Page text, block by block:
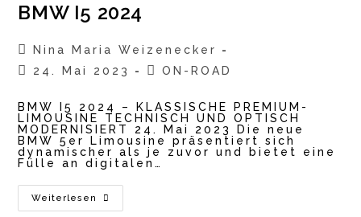
BMW I5 2024
Beitrags-
Autor:
Nina Maria Weizenecker
Beitrag
24. Mai 2023
Beitrags-
ON-ROAD
BMW I5 2024 – KLASSISCHE PREMIUM-
LIMOUSINE TECHNISCH UND OPTISCH
MODERNISIERT 24. Mai 2023 Die neue
BMW 5er Limousine präsentiert sich
dynamischer als je zuvor und bietet eine
Fülle an digitalen…
Weiterlesen
BMW
I5